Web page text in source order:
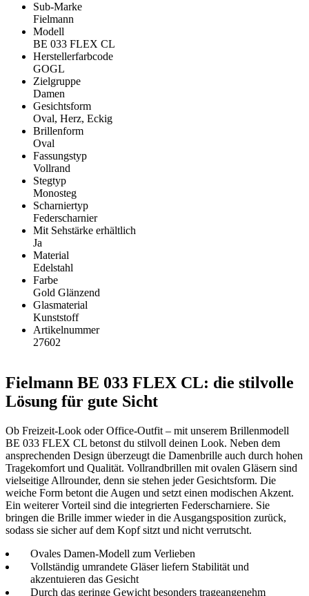
Sub-Marke
Fielmann
Modell
BE 033 FLEX CL
Herstellerfarbcode
GOGL
Zielgruppe
Damen
Gesichtsform
Oval, Herz, Eckig
Brillenform
Oval
Fassungstyp
Vollrand
Stegtyp
Monosteg
Scharniertyp
Federscharnier
Mit Sehstärke erhältlich
Ja
Material
Edelstahl
Farbe
Gold Glänzend
Glasmaterial
Kunststoff
Artikelnummer
27602
Fielmann BE 033 FLEX CL: die stilvolle
Lösung für gute Sicht
Ob Freizeit-Look oder Office-Outfit – mit unserem Brillenmodell
BE 033 FLEX CL betonst du stilvoll deinen Look. Neben dem
ansprechenden Design überzeugt die Damenbrille auch durch hohen
Tragekomfort und Qualität. Vollrandbrillen mit ovalen Gläsern sind
vielseitige Allrounder, denn sie stehen jeder Gesichtsform. Die
weiche Form betont die Augen und setzt einen modischen Akzent.
Ein weiterer Vorteil sind die integrierten Federscharniere. Sie
bringen die Brille immer wieder in die Ausgangsposition zurück,
sodass sie sicher auf dem Kopf sitzt und nicht verrutscht.
Ovales Damen-Modell zum Verlieben
Vollständig umrandete Gläser liefern Stabilität und
akzentuieren das Gesicht
Durch das geringe Gewicht besonders trageangenehm